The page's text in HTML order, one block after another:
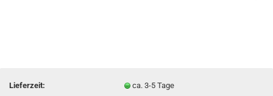
Lieferzeit:
ca. 3-5 Tage